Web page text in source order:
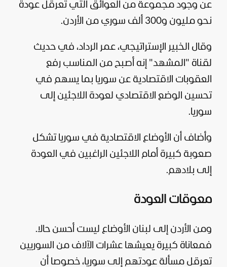
عن وجود مجموعة من العوائق التي تعرقل عودة
نحو مليون و300 ألف سوري من الأردن.
وقال الخبير الإستراتيجي، عمر الرداد، في حديث
لقناة "المشهد" إنه أصبح من المناسب رفع
العقوبات الاقتصادية عن سوريا بما يسهم في
تحسين الوضع الاقتصادي لعودة اللاجئين إلى
سوريا.
وأضاف أن الأوضاع الاقتصادية في سوريا تشكل
صعوبة كبيرة أمام اللاجئين الراغبين في العودة
إلى بلادهم.
معوقات العودة
ومن الأردن إلى لبنان الأوضاع ليست أحسن حالا.
فمعاناة كبيرة يعيشها عشرات الآلاف من السوريين
تعرقل مسألة عودتهم إلى سوريا، خصوصا أن